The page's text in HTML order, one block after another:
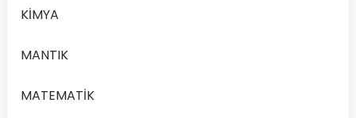
bileşiğin
ne
olsun,
KİMYA
MANTIK
MATEMATİK